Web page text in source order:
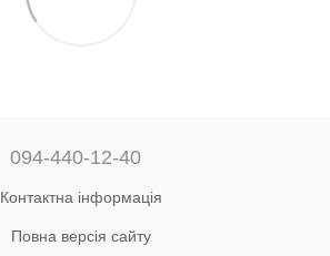
094-440-12-40
Контактна інформація
Повна версія сайту